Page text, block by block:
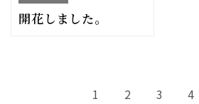
開花しました。
1 2 3 4